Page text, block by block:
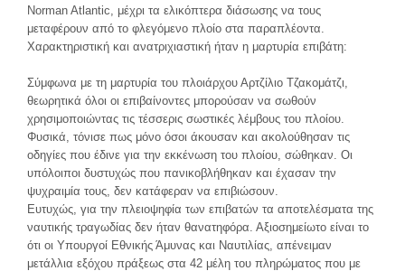
Norman Atlantic, μέχρι τα ελικόπτερα διάσωσης να τους
μεταφέρουν από το φλεγόμενο πλοίο στα παραπλέοντα.
Χαρακτηριστική και ανατριχιαστική ήταν η μαρτυρία επιβάτη:
Σύμφωνα με τη μαρτυρία του πλοιάρχου Αρτζίλιο Τζακομάτζι,
θεωρητικά όλοι οι επιβαίνοντες μπορούσαν να σωθούν
χρησιμοποιώντας τις τέσσερις σωστικές λέμβους του πλοίου.
Φυσικά, τόνισε πως μόνο όσοι άκουσαν και ακολούθησαν τις
οδηγίες που έδινε για την εκκένωση του πλοίου, σώθηκαν. Οι
υπόλοιποι δυστυχώς που πανικοβλήθηκαν και έχασαν την
ψυχραιμία τους, δεν κατάφεραν να επιβιώσουν.
Ευτυχώς, για την πλειοψηφία των επιβατών τα αποτελέσματα της
ναυτικής τραγωδίας δεν ήταν θανατηφόρα. Αξιοσημείωτο είναι το
ότι οι Υπουργοί Εθνικής Άμυνας και Ναυτιλίας, απένειμαν
μετάλλια εξόχου πράξεως στα 42 μέλη του πληρώματος που με